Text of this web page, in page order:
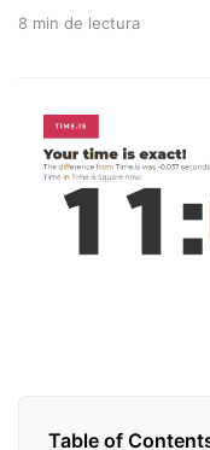
8 min de lectura
Table of